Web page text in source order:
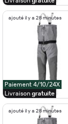
ajouté il y a 28 minutes
Paiement 4/10/24X
Livraison gratuite
ajouté il y a 28 minutes